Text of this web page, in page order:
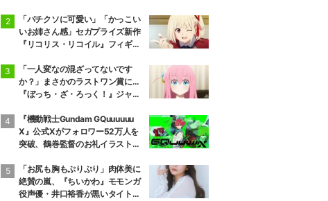
「バチクソに可愛い」「かっこい
いお姉さん感」セガプライズ新作
『リコリス・リコイル』フィギュ
「一人変なの混ざってないです
か？」まさかのラストワン賞に…
『ぼっち・ざ・ろっく！』ジャー
『機動戦士Gundam GQuuuuuu
X』公式Xがフォロワー52万人を
突破、鶴巻監督のお礼イラスト公
コ」
「お尻も胸もぷりぷり」肉体美に
絶賛の嵐、『ちいかわ』モモンガ
役声優・井口裕香が黒いタイトウ